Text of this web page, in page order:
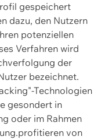
gespeichert
dazu, den Nutzern
potenziellen
Verfahren wird
der
bezeichnet.
Technologien
gesondert in
oder im Rahmen
von